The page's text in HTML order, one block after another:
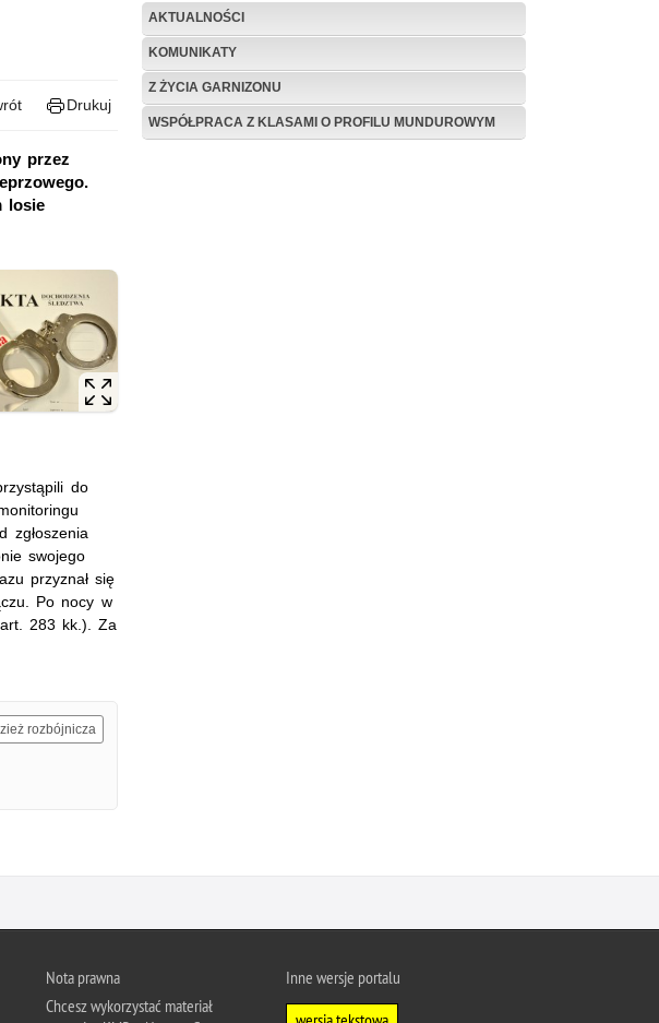
Drukuj
przez
losie
do
zgłoszenia
swojego
przyznał się
Po nocy w
283 kk.). Za
rozbójnicza
AKTUALNOŚCI
KOMUNIKATY
Z ŻYCIA GARNIZONU
WSPÓŁPRACA Z KLASAMI O PROFILU MUNDUROWYM
Nota prawna
Chcesz wykorzystać materiał
Inne wersje portalu